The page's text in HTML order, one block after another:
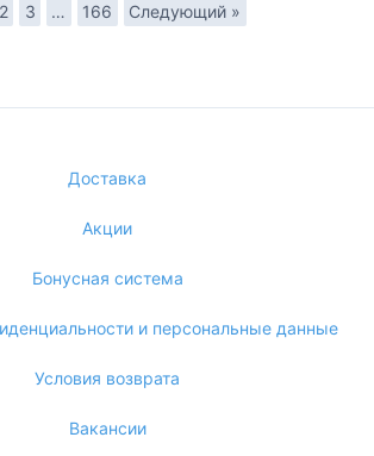
2 3 … 166 Следующий »
Доставка
Акции
Бонусная система
и персональные данные
Условия возврата
Вакансии